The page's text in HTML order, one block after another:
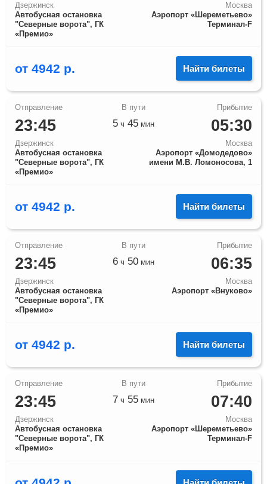
Дзержинск
Автобусная остановка
"Северные ворота", ГК
«Премио»
Москва
Аэропорт «Шереметьево»
Терминал-F
от 4942 р. Найти билеты
23:45
Дзержинск
Автобусная остановка
"Северные ворота", ГК
«Премио»
05:30
Москва
Аэропорт «Домодедово»
имени М.В. Ломоносова, 1
5 ч 45 мин
от 4942 р. Найти билеты
23:45
Дзержинск
Автобусная остановка
"Северные ворота", ГК
«Премио»
06:35
Москва
Аэропорт «Внуково»
6 ч 50 мин
от 4942 р. Найти билеты
23:45
Дзержинск
Автобусная остановка
"Северные ворота", ГК
«Премио»
07:40
Москва
Аэропорт «Шереметьево»
Терминал-F
7 ч 55 мин